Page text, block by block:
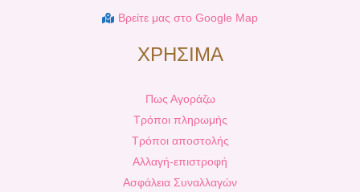
Βρείτε μας στο Google Map
ΧΡΗΣΙΜΑ
Πως Αγοράζω
Τρόποι πληρωμής
Τρόποι αποστολής
Αλλαγή-επιστροφή
Ασφάλεια Συναλλαγών